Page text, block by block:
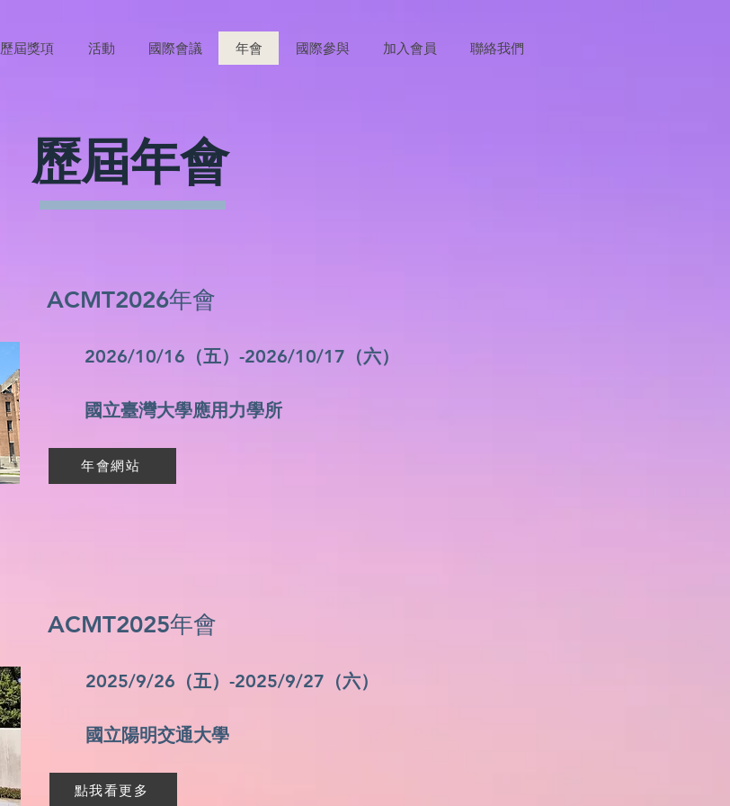
歷屆獎項 活動 國際會議 年會 國際參與 加入會員 聯絡我們
歷屆年會
ACMT2026年會
2026/10/16（五）-2026/10/17（六）
​國立臺灣大學應用力學所
年會網站
ACMT2025年會
2025/9/26（五）-2025/9/27（六）
​國立陽明交通大學
點我看更多